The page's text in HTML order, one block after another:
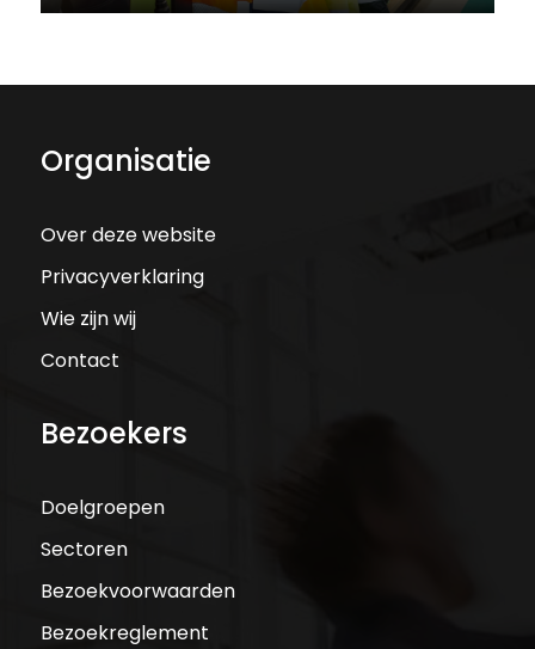
Organisatie
Over deze website
Privacyverklaring
Wie zijn wij
Contact
Bezoekers
Doelgroepen
Sectoren
Bezoekvoorwaarden
Bezoekreglement